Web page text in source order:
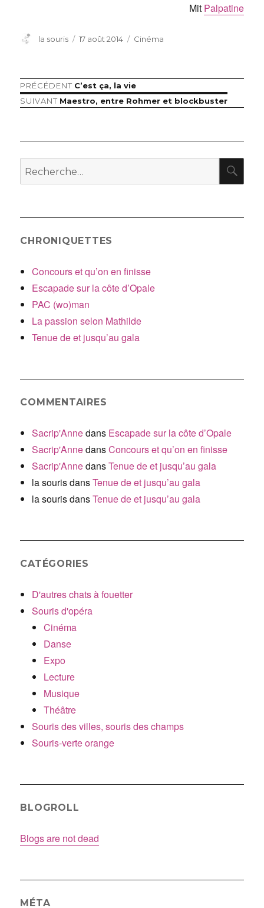
Mit Palpatine
Auteur
la souris
Publié
17 août 2014 Catégories
Cinéma
Navigation
l’article
PRÉCÉDENT Article
précédent :
C’est ça, la vie
SUIVANT Article
Maestro, entre Rohmer et blockbuster
Recherche
pour
CHRONIQUETTES
Concours et qu’on en finisse
Escapade sur la côte d’Opale
PAC (wo)man
La passion selon Mathilde
Tenue de et jusqu’au gala
COMMENTAIRES
Sacrip'Annedans Escapade sur la côte d’Opale
Sacrip'AnnedansConcours et qu’on en finisse
Sacrip'AnnedansTenue de et jusqu’au gala
la sourisdansTenue de et jusqu’au gala
la sourisdansTenue de et jusqu’au gala
CATÉGORIES
D'autres chats à fouetter
Souris d'opéra
Cinéma
Danse
Expo
Lecture
Musique
Théâtre
Souris des villes, souris des champs
Souris-verte orange
BLOGROLL
Blogs are not dead
MÉTA